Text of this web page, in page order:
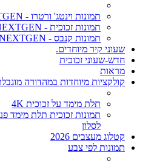
תמונות וינטג' ורטרו - NEXTGEN
תמונות זכוכית - NEXTGEN
תמונות קנבס - NEXTGEN
שעוני קיר מיוחדים.
חדש-שעוני זכוכית
מראות
קולקציות מיוחדות במהדורה
תלת מימד על זכוכית 4K
תמונות זכוכית תלת מימד
לסלון
קטלוג מעצבים 2026
תמונות לפי צבע